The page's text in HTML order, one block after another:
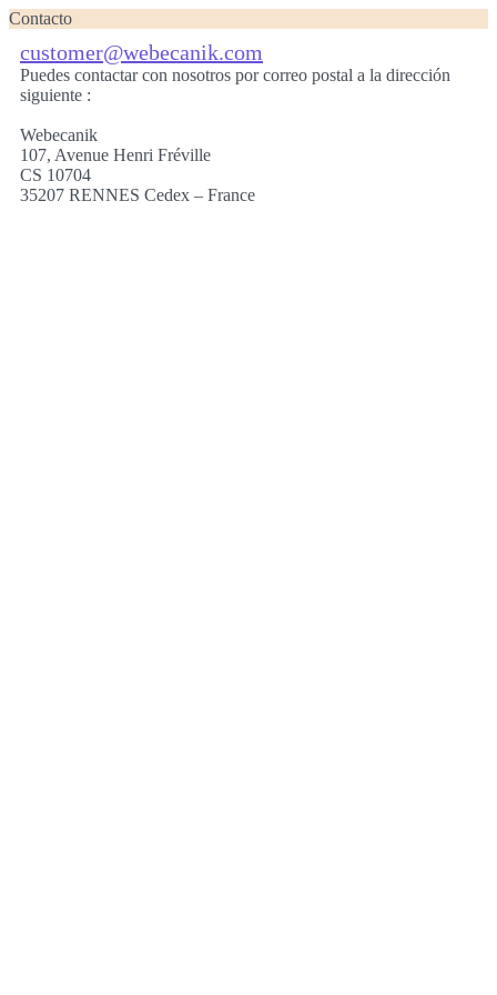
Contacto
customer@webecanik.com
Puedes contactar con nosotros por correo postal a la dirección
siguiente :
Webecanik
107, Avenue Henri Fréville
CS 10704
35207 RENNES Cedex – France